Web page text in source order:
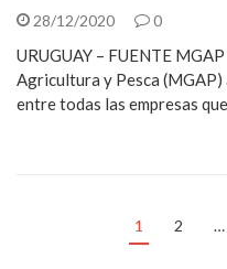
28/12/2020 0
URUGUAY – FUENTE
Agricultura y Pesca
entre todas las empresas
1 2 …